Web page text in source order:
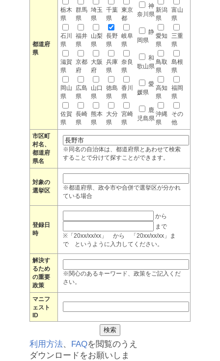
都道府
県
栃木
県
群馬
県
埼玉
県
千葉
県
東京
都
神
奈川県
新潟
県
富山
県
石川
県
福井
県
山梨
県
長野
県
岐阜
県
静
岡県
愛知
県
三重
県
滋賀
県
京都
府
大阪
府
兵庫
県
奈良
県
和
歌山県
鳥取
県
島根
県
岡山
県
広島
県
山口
県
徳島
県
香川
県
愛
媛県
高知
県
福岡
県
佐賀
県
長崎
県
熊本
県
大分
県
宮崎
県
鹿
児島県
沖縄
県
その
他
市区町
村名、
都道府
県名
※同名の自治体は、都道府県とあわせて検索
することで分けて探すことができます。
対象の
選挙区
※都道府県、政令市や合併で選挙区が分かれ
ている場合
登録日
時
から
まで
※「20xx/xx/xx」 から 「20xx/xx/xx」ま
で というように入力してください。
解決す
るため
の重要
政策
※関心のあるキーワード、政策をご記入くだ
さい。
マニフ
ェスト
ID
利用方法、 FAQを閲覧のうえ
ダウンロードをお願いしま